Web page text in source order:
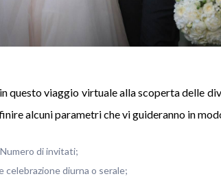
questo viaggio virtuale alla scoperta delle
alcuni parametri che vi guideranno in
di invitati;
celebrazione diurna o serale;